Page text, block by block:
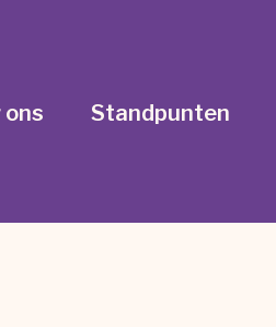
ons Standpunten